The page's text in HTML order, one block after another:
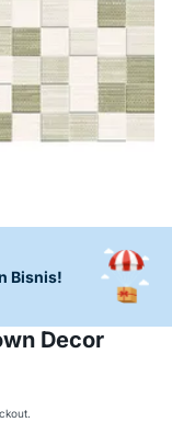
Bisnis!
Decor